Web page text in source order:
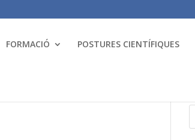
FORMACIÓ POSTURES CIENTÍFIQUES